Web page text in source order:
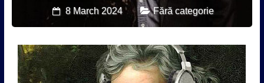
8 March 2024 Fără categorie